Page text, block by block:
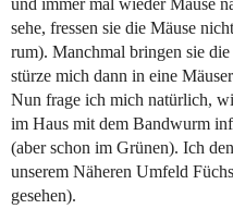
und immer mal wieder Mäuse
sehe, fressen sie die Mäuse
rum). Manchmal bringen sie
stürze mich dann in eine
Nun frage ich mich natürlich,
im Haus mit dem Bandwurm
(aber schon im Grünen). Ich
unserem Näheren Umfeld
gesehen).